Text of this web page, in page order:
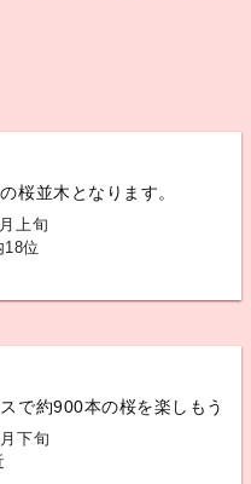
桜並木となります。
上旬
18位
で約900本の桜を楽しもう
下旬